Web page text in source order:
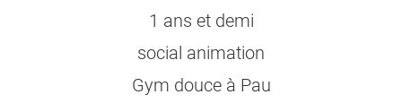
1 ans et demi
social animation
Gym douce à Pau